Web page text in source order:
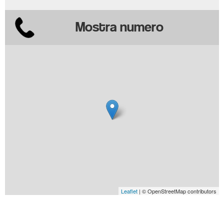
Mostra numero
Leaflet | © OpenStreetMap contributors